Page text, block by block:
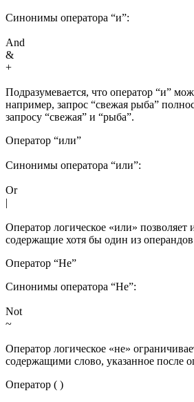
Синонимы оператора “и”:
And
&
+
Подразумевается, что оператор “и”
например, запрос “свежая рыба”
запросу “свежая” и “рыба”.
Оператор “или”
Синонимы оператора “или”:
Or
|
Оператор логическое «или» позволяет
содержащие хотя бы один из
Оператор “Не”
Синонимы оператора “Не”:
Not
~
Оператор логическое «не»
содержащими слово, указанное после
Оператор ( )